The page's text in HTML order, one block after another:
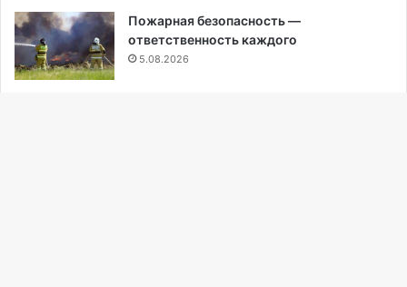
Пожарная безопасность —
ответственность каждого
5.08.2026